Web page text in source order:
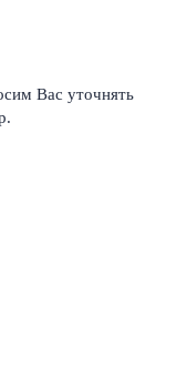
Вас уточнять